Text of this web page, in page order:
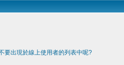
要出現於線上使用者的列表中呢?